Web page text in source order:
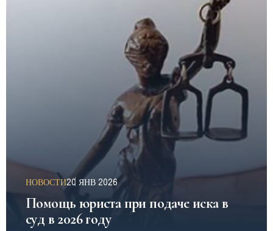
НОВОСТИ20 ЯНВ 2026
Помощь юриста при подаче иска в
суд в 2026 году